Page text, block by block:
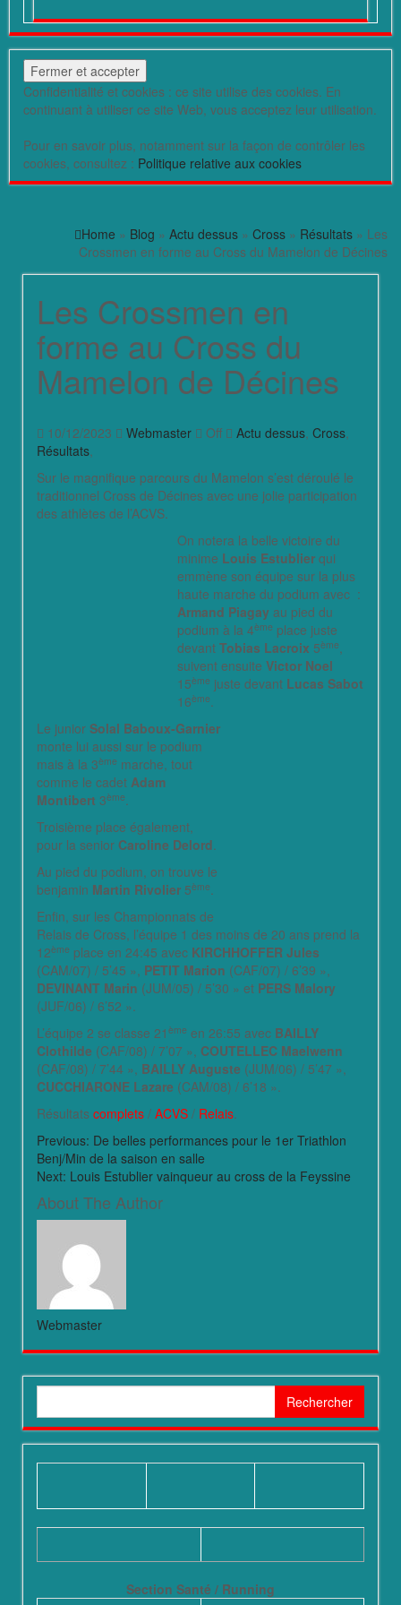
Confidentialité et cookies : ce site utilise des cookies. En
continuant à utiliser ce site Web, vous acceptez leur utilisation.
Pour en savoir plus, notamment sur la façon de contrôler les
cookies, consultez : Politique relative aux cookies
Home » Blog » Actu dessus » Cross » Résultats » Les
Crossmen en forme au Cross du Mamelon de Décines
Les Crossmen en
forme au Cross du
Mamelon de Décines
10/12/2023 Webmaster Off Actu dessus, Cross,
Résultats,
Sur le magnifique parcours du Mamelon s’est déroulé le
traditionnel Cross de Décines avec une jolie participation
des athlètes de l’ACVS.
On notera la belle victoire du
minime Louis Estublier qui
emmène son équipe sur la plus
haute marche du podium avec :
Armand Piagay au pied du
podium à la 4ème place juste
devant Tobias Lacroix 5ème,
suivent ensuite Victor Noel
15ème juste devant Lucas Sabot
16ème.
Le junior Solal Baboux-Garnier
monte lui aussi sur le podium
mais à la 3ème marche, tout
comme le cadet Adam
Montibert 3ème.
Troisième place également,
pour la senior Caroline Delord.
Au pied du podium, on trouve le
benjamin Martin Rivolier 5ème.
Enfin, sur les Championnats de
Relais de Cross, l’équipe 1 des moins de 20 ans prend la
12ème place en 24:45 avec KIRCHHOFFER Jules
(CAM/07) / 5’45 », PETIT Marion (CAF/07) / 6’39 »,
DEVINANT Marin (JUM/05) / 5’30 » et PERS Malory
(JUF/06) / 6’52 ».
L’équipe 2 se classe 21 ème en 26:55 avec BAILLY
Clothilde (CAF/08) / 7’07 », COUTELLEC Maelwenn
(CAF/08) / 7’44 », BAILLY Auguste (JUM/06) / 5’47 »,
CUCCHIARONE Lazare (CAM/08) / 6’18 ».
Résultats complets / ACVS / Relais.
Previous: De belles performances pour le 1er Triathlon
Benj/Min de la saison en salle
Next: Louis Estublier vainqueur au cross de la Feyssine
About The Author
Webmaster
Section Santé / Running